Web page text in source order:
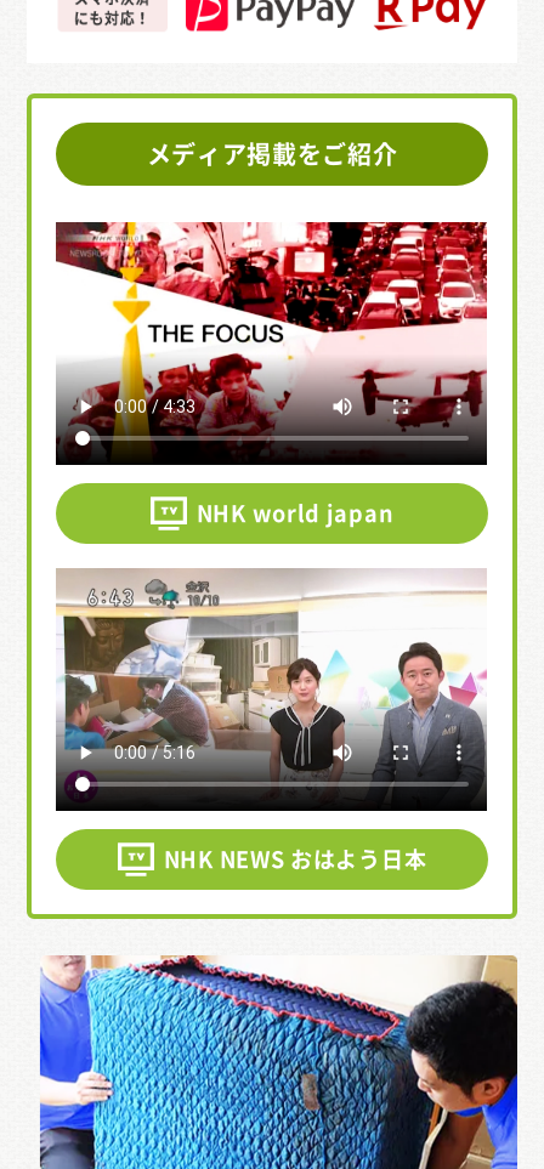
メディア掲載をご紹介
NHK world japan
NHK NEWS おはよう日本